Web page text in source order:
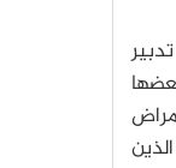
الأطفال الذين